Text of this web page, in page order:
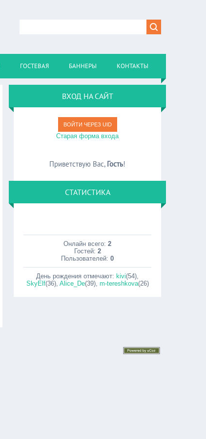
ГОСТЕВАЯ БАННЕРЫ КОНТАКТЫ
ВХОД НА САЙТ
ВОЙТИ ЧЕРЕЗ UID
Старая форма входа
Приветствую Вас, Гость!
СТАТИСТИКА
Онлайн всего:2
Гостей: 2
Пользователей:0
День рождения отмечают: kivi(54),
SkyElf(36), Alice_De(39), m-tereshkova(26)